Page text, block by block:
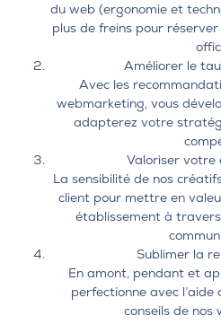
du web (ergonomie et
plus de freins pour
Améliorer le
Avec les
webmarketing, vous
adapterez votre
Valoriser votre
La sensibilité de nos
client pour mettre en
établissement à
Sublimer la
En amont, pendant et
perfectionne avec l’aide
conseils de nos